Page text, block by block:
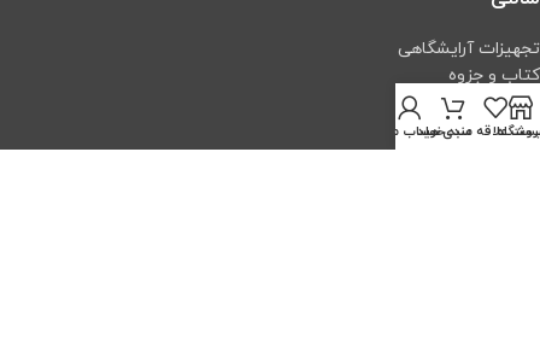
تجهیزات آرایشگاهی
کتاب و جزوه
اپیلاسیون
کاشت و طراحی ناخن
علاقه مندی ها
سبد خریدحساب من